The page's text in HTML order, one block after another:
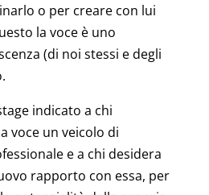
o per creare con lui
la voce è uno
(di noi stessi e degli
indicato a chi
voce un veicolo di
e a chi desidera
rapporto con essa, per